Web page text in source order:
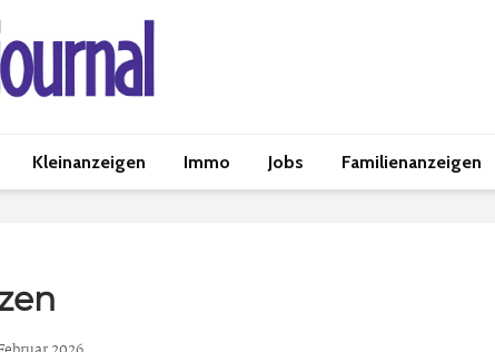
Kleinanzeigen Immo Jobs Familienanzeigen